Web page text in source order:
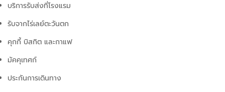
บริการรับส่งที่โรงแรม
รับจากไร่เลย์ตะวันตก
คุกกี้ บิสกิต และกาแฟ
มัคคุเทศก์
ประกันการเดินทาง